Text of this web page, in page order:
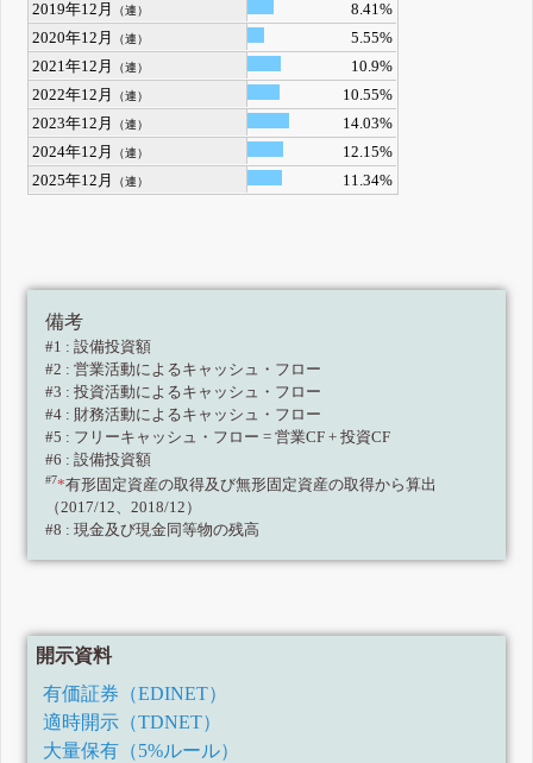
2019年12月
（連）
8.41%
2020年12月
（連）
5.55%
2021年12月
（連）
10.9%
2022年12月
（連）
10.55%
2023年12月
（連）
14.03%
2024年12月
（連）
12.15%
2025年12月
（連） 11.34%
備考
#1 : 設備投資額
#2 : 営業活動によるキャッシュ・フロー
#3 : 投資活動によるキャッシュ・フロー
#4 : 財務活動によるキャッシュ・フロー
#5 : フリーキャッシュ・フロー = 営業CF + 投資CF
#6 : 設備投資額
#7*有形固定資産の取得及び無形固定資産の取得から算出
（2017/12、2018/12）
#8 : 現金及び現金同等物の残高
開示資料
有価証券（EDINET）
適時開示（TDNET）
大量保有（5%ルール）